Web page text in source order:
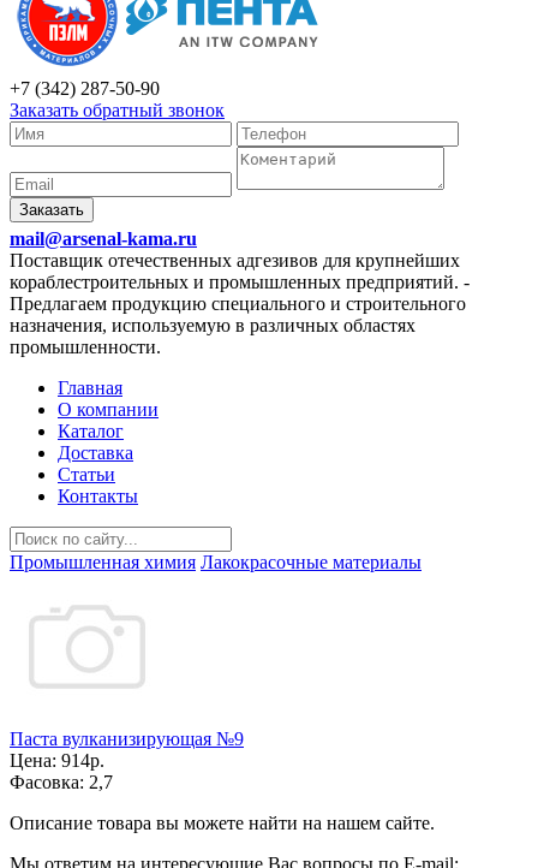
+7 (342) 287-50-90
Заказать обратный звонок
Заказать
mail@arsenal-kama.ru
Поставщик отечественных адгезивов для крупнейших
кораблестроительных и промышленных предприятий. -
Предлагаем продукцию специального и строительного
назначения, используемую в различных областях
промышленности.
Главная
О компании
Каталог
Доставка
Статьи
Контакты
Промышленная химия Лакокрасочные материалы
Паста вулканизирующая №9
Цена: 914р.
Фасовка: 2,7
Описание товара вы можете найти на нашем сайте.
Мы ответим на интересующие Вас вопросы по E-mail: